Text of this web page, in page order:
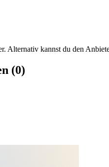
Alternativ kannst du den
(0)